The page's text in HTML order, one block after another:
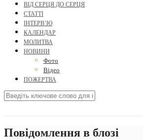
ВІД СЕРЦЯ ДО СЕРЦЯ
СТАТТІ
ІНТЕРВ’Ю
КАЛЕНДАР
МОЛИТВА
НОВИНИ
Фото
Відео
ПОЖЕРТВА
Повідомлення в блозі